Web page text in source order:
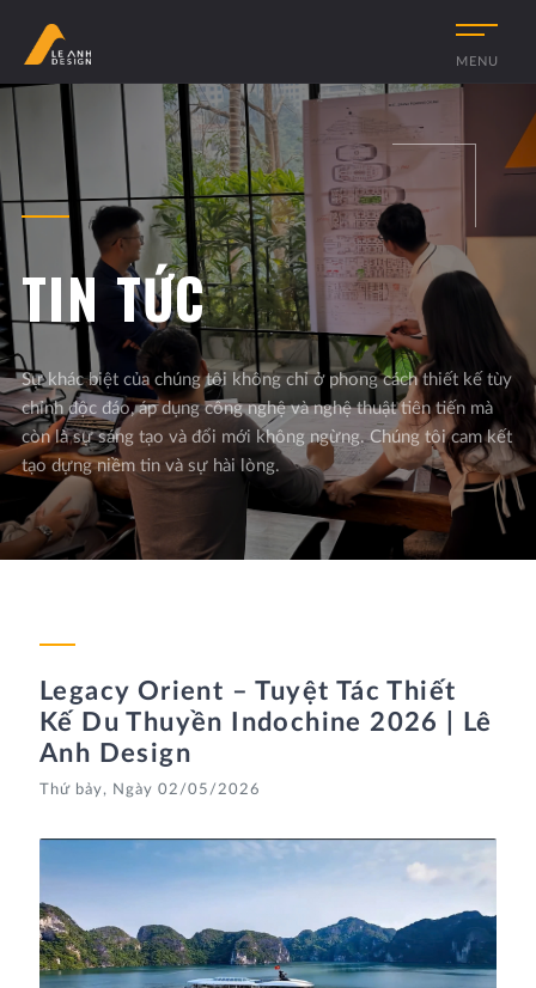
MENU
TIN TỨC
Sự khác biệt của chúng tôi không chỉ ở phong cách thiết kế tùy
chỉnh độc đáo, áp dụng công nghệ và nghệ thuật tiên tiến mà
còn là sự sáng tạo và đổi mới không ngừng. Chúng tôi cam kết
tạo dựng niềm tin và sự hài lòng.
Legacy Orient – Tuyệt Tác Thiết
Kế Du Thuyền Indochine 2026 | Lê
Anh Design
Thứ bảy, Ngày 02/05/2026